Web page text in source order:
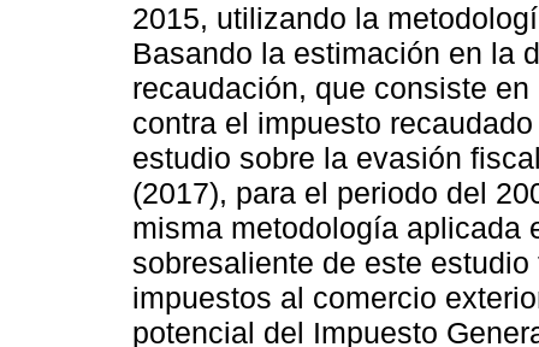
2015, utilizando la
Basando la estimación en la
recaudación, que consiste
contra el impuesto
estudio sobre la evasión
(2017), para el periodo del
misma metodología aplicada
sobresaliente de este
impuestos al comercio
potencial del Impuesto